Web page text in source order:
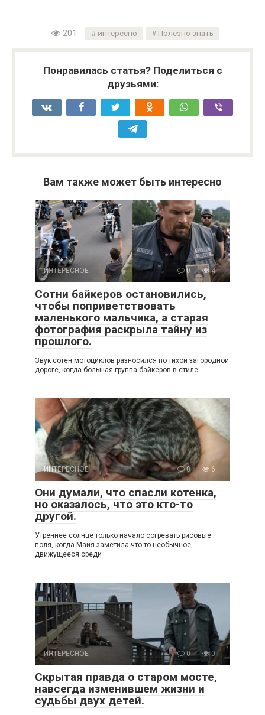
201 интересно Полезно знать
Понравилась статья? Поделиться с
друзьями:
Вам также может быть интересно
ИНТЕРЕСНОЕ 0 4
Сотни байкеров остановились,
чтобы поприветствовать
маленького мальчика, а старая
фотография раскрыла тайну из
прошлого.
Звук сотен мотоциклов разносился по тихой загородной
дороге, когда большая группа байкеров в стиле
ИНТЕРЕСНОЕ 0 6
Они думали, что спасли котенка,
но оказалось, что это кто-то
другой.
Утреннее солнце только начало согревать рисовые
поля, когда Майя заметила что-то необычное,
движущееся среди
ИНТЕРЕСНОЕ 0 0
Скрытая правда о старом мосте,
навсегда изменившем жизни и
судьбы двух детей.